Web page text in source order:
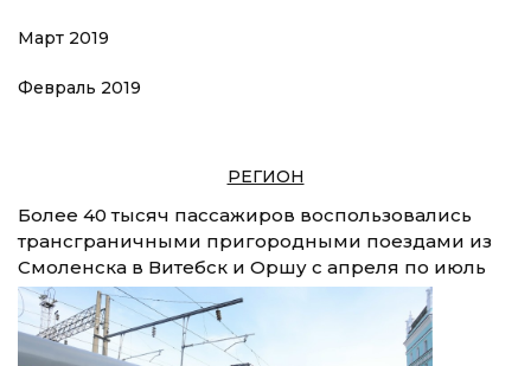
Март 2019
Февраль 2019
РЕГИОН
Более 40 тысяч пассажиров воспользовались
трансграничными пригородными поездами из
Смоленска в Витебск и Оршу с апреля по июль